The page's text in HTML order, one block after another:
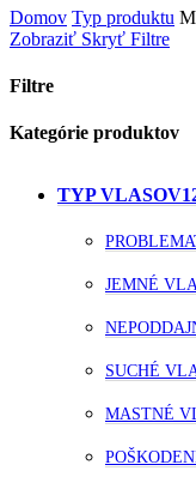
Domov Typ produktu
Zobraziť Skryť Filtre
Filtre
Close
Kategórie produktov
TYP VLASOV
JEMNÉ
SUCHÉ
MASTNÉ